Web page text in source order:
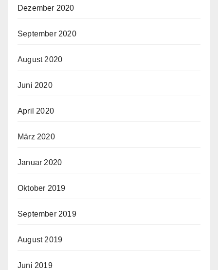
Dezember 2020
September 2020
August 2020
Juni 2020
April 2020
März 2020
Januar 2020
Oktober 2019
September 2019
August 2019
Juni 2019